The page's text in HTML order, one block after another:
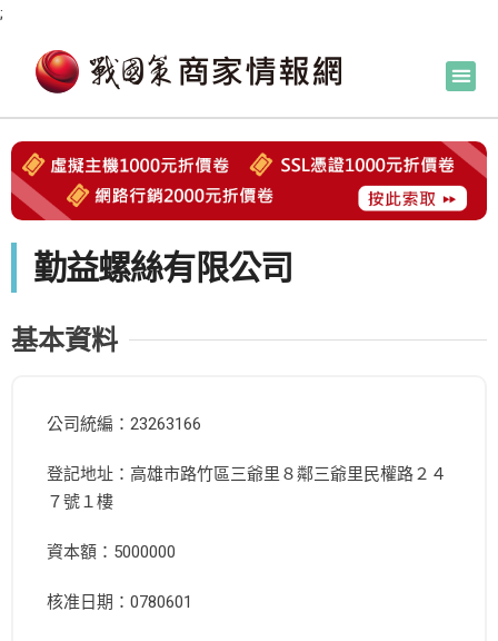
;
勤益螺絲有限公司
基本資料
公司統編：23263166
登記地址：高雄市路竹區三爺里８鄰三爺里民權路２４
７號１樓
資本額：5000000
核准日期：0780601